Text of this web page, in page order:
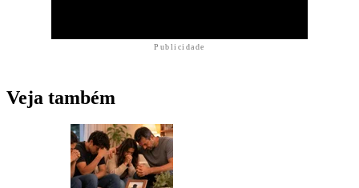
Publicidade
Veja também